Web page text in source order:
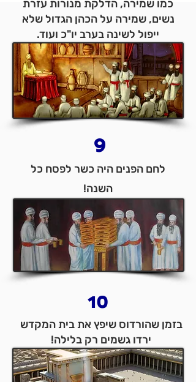
כמו שמירה, הדלקת מנורות עזרת
נשים, שמירה על הכהן הגדול שלא
ייפול לשינה בערב יו"כ ועוד.
9
לחם הפנים היה כשר לפסח כל
השנה!
10
בזמן שהורדוס שיפץ את בית המקדש
ירדו גשמים רק בלילה!